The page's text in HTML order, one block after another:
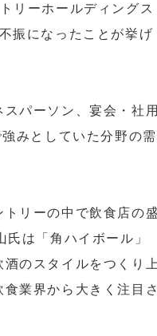
リーホールディングス
振になったことが挙げ
パーソン、宴会・社
みとしていた分野の需
リーの中で飲食店の
は「角ハイボール」
のスタイルをつくり
業界から大きく注目